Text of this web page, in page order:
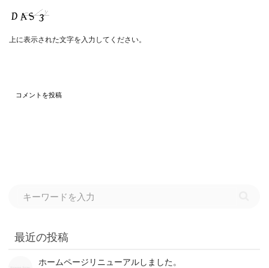
上に表示された文字を入力してください。
最近の投稿
ホームページリニューアルしました。